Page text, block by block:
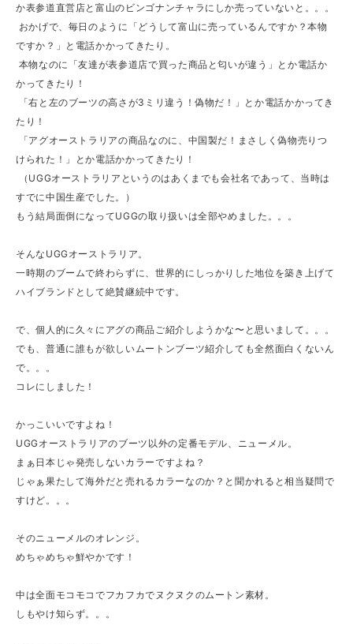
か表参道直営店と富山のビンゴナンチャラにしか売っていないと。。。
おかげで、毎日のように「どうして富山に売っているんですか？本物
ですか？」と電話かかってきたり。
本物なのに「友達が表参道店で買った商品と匂いが違う」とか電話か
かってきたり！
「右と左のブーツの高さが3ミリ違う！偽物だ！」とか電話かかってき
たり！
「アグオーストラリアの商品なのに、中国製だ！まさしく偽物売りつ
けられた！」とか電話かかってきたり！
（UGGオーストラリアというのはあくまでも会社名であって、当時は
すでに中国生産でした。）
もう結局面倒になってUGGの取り扱いは全部やめました。。。
そんなUGGオーストラリア。
一時期のブームで終わらずに、世界的にしっかりした地位を築き上げて
ハイブランドとして絶賛継続中です。
で、個人的に久々にアグの商品ご紹介しようかな〜と思いまして。。。
でも、普通に誰もが欲しいムートンブーツ紹介しても全然面白くないん
で。。。
コレにしました！
かっこいいですよね！
UGGオーストラリアのブーツ以外の定番モデル、ニューメル。
まぁ日本じゃ発売しないカラーですよね？
じゃぁ果たして海外だと売れるカラーなのか？と聞かれると相当疑問で
すけど。。。
そのニューメルのオレンジ。
めちゃめちゃ鮮やかです！
中は全面モコモコでフカフカでヌクヌクのムートン素材。
しもやけ知らず。。。